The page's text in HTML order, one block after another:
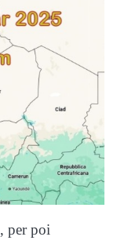
, per poi